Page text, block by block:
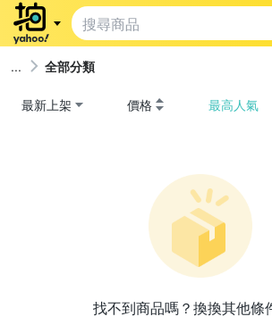
全部分類
最新上架 價格 最高人氣
找不到商品嗎？換換其他條